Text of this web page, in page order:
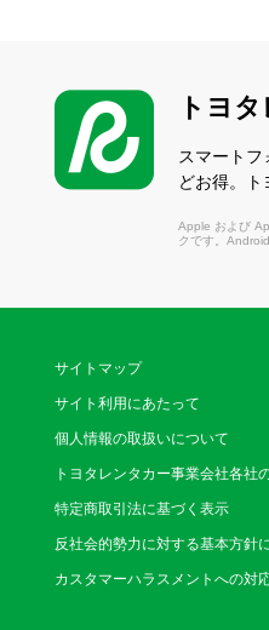
トヨ
スマート
どお得。
Apple および
クです。
サイトマップ
サイト利用にあたって
個人情報の取扱いについて
トヨタレンタカー事業会社各社
特定商取引法に基づく表示
反社会的勢力に対する基本方針
カスタマーハラスメントへの対